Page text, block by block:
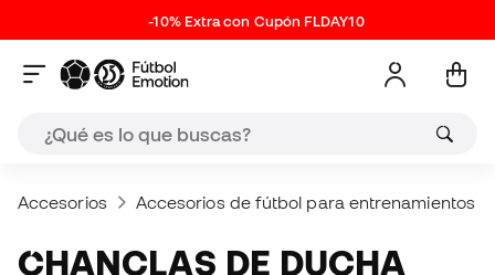
-10% Extra con Cupón FLDAY10
Accesorios Accesorios de fútbol para entrenamientos
CHANCLAS DE DUCHA